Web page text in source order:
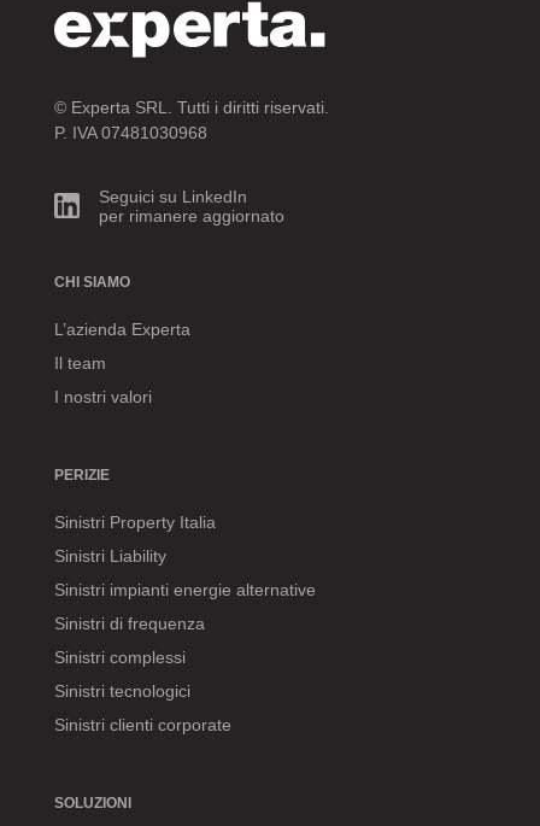
© Experta SRL. Tutti i diritti riservati.
P. IVA 07481030968
Seguici su LinkedIn
per rimanere aggiornato
CHI SIAMO
L’azienda Experta
Il team
I nostri valori
PERIZIE
Sinistri Property Italia
Sinistri Liability
Sinistri impianti energie alternative
Sinistri di frequenza
Sinistri complessi
Sinistri tecnologici
Sinistri clienti corporate
SOLUZIONI